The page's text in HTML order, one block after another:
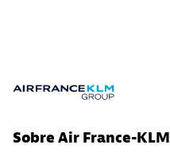
Sobre Air France-KLM